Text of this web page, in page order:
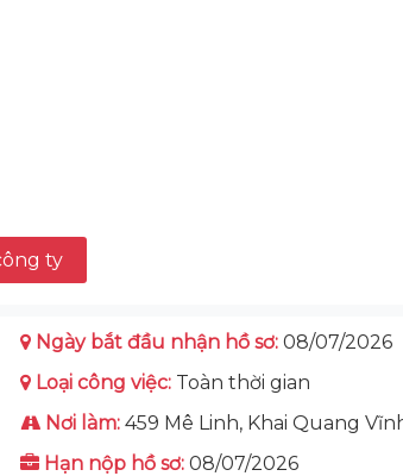
ty
Ngày bắt đầu nhận hồ sơ: 08/07/2026
Loại công việc: Toàn thời gian
Nơi làm: 459 Mê Linh, Khai Quang
Hạn nộp hồ sơ: 08/07/2026